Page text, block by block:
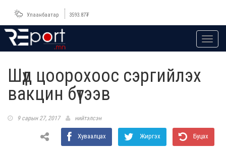
Улаанбаатар 3593.87₮
Шүд цоорохоос сэргийлэх
вакцин бүтээв
9 сарын 27, 2017 нийтэлсэн
Хуваалцах Жиргэх Буцах